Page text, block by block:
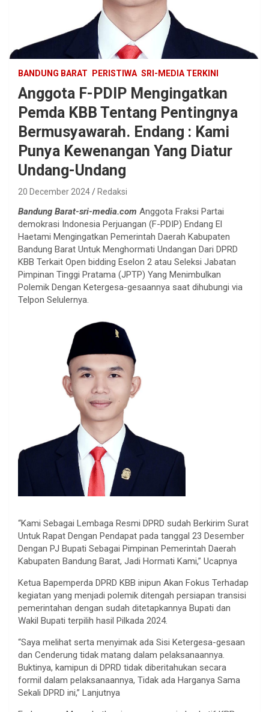
BANDUNG BARAT PERISTIWA SRI-MEDIA TERKINI
Anggota F-PDIP Mengingatkan
Pemda KBB Tentang Pentingnya
Bermusyawarah. Endang : Kami
Punya Kewenangan Yang Diatur
Undang-Undang
20 December 2024 Redaksi
Bandung Barat-sri-media.com Anggota Fraksi Partai
demokrasi Indonesia Perjuangan (F-PDIP) Endang El
Haetami Mengingatkan Pemerintah Daerah Kabupaten
Bandung Barat Untuk Menghormati Undangan Dari DPRD
KBB Terkait Open bidding Eselon 2 atau Seleksi Jabatan
Pimpinan Tinggi Pratama (JPTP) Yang Menimbulkan
Polemik Dengan Ketergesa-gesaannya saat dihubungi via
Telpon Selulernya.
“Kami Sebagai Lembaga Resmi DPRD sudah Berkirim Surat
Untuk Rapat Dengan Pendapat pada tanggal 23 Desember
Dengan PJ Bupati Sebagai Pimpinan Pemerintah Daerah
Kabupaten Bandung Barat, Jadi Hormati Kami,” Ucapnya
Ketua Bapemperda DPRD KBB inipun Akan Fokus Terhadap
kegiatan yang menjadi polemik ditengah persiapan transisi
pemerintahan dengan sudah ditetapkannya Bupati dan
Wakil Bupati terpilih hasil Pilkada 2024.
“Saya melihat serta menyimak ada Sisi Ketergesa-gesaan
dan Cenderung tidak matang dalam pelaksanaannya.
Buktinya, kamipun di DPRD tidak diberitahukan secara
formil dalam pelaksanaannya, Tidak ada Harganya Sama
Sekali DPRD ini,” Lanjutnya